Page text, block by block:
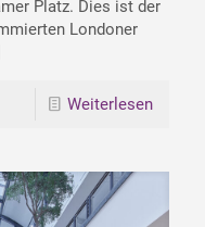
Platz. Dies ist der
Londoner
Weiterlesen